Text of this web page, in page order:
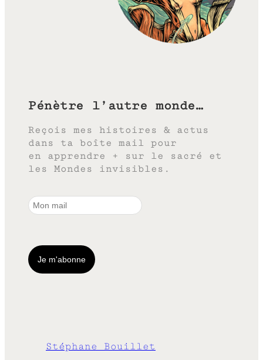
Pénètre l’autre monde…
Reçois mes histoires & actus
dans ta boîte mail pour
en apprendre + sur le sacré et
les Mondes invisibles.
Stéphane Bouillet